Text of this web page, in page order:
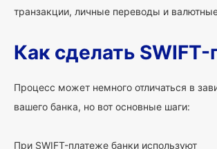
транзакции, личные переводы и
Как сделать
Процесс может немного отличаться в
вашего банка, но вот основные шаги:
При SWIFT-платеже банки используют